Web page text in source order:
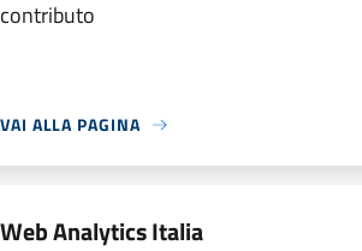
contributo
VAI ALLA PAGINA
Web Analytics Italia